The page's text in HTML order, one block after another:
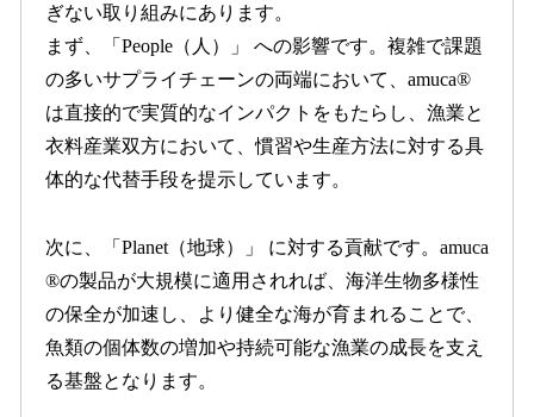
ぎない取り組みにあります。
まず、「People（人）」 への影響です。複雑で課題
の多いサプライチェーンの両端において、amuca®
は直接的で実質的なインパクトをもたらし、漁業と
衣料産業双方において、慣習や生産方法に対する具
体的な代替手段を提示しています。
次に、「Planet（地球）」 に対する貢献です。amuca
®の製品が大規模に適用されれば、海洋生物多様性
の保全が加速し、より健全な海が育まれることで、
魚類の個体数の増加や持続可能な漁業の成長を支え
る基盤となります。